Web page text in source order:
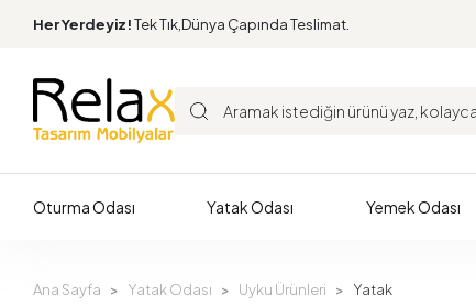
Her Yerdeyiz!Tek Tık,Dünya Çapında Teslimat.
Oturma Odası Yatak Odası Yemek Odası
Ana Sayfa Yatak Odası Uyku Ürünleri Yatak